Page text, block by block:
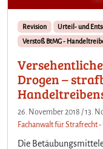
Revision
Urteil- und
Verstoß BtMG -
Drogen –
26. November 2018 /13.
Fachanwalt für Strafrecht
Die